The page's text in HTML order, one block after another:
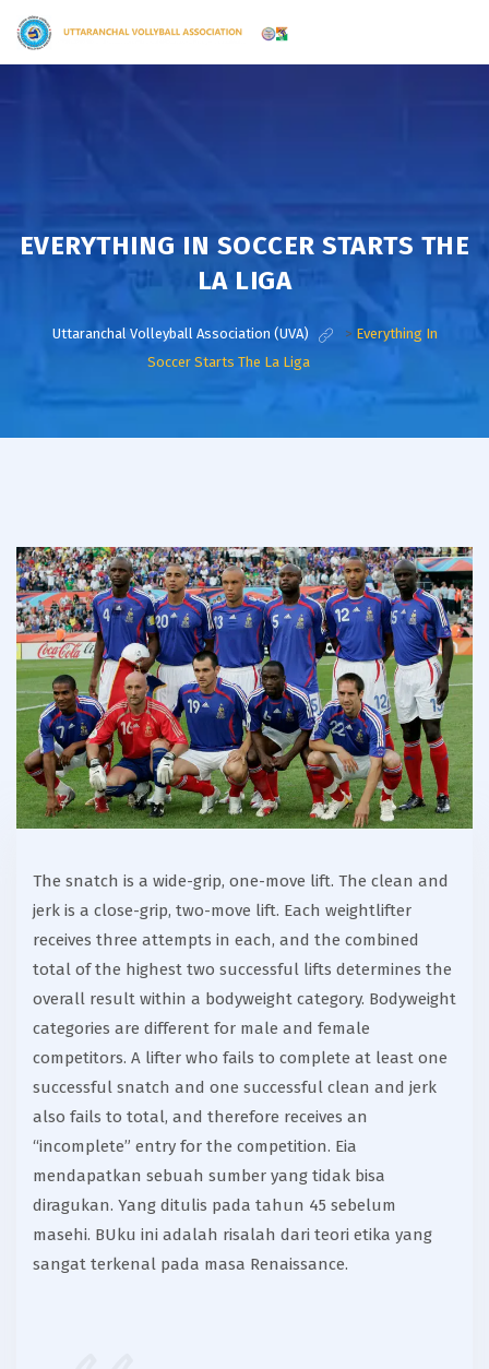
EVERYTHING IN SOCCER STARTS THE
LA LIGA
Uttaranchal Volleyball Association (UVA) > Everything In
Soccer Starts The La Liga
The snatch is a wide-grip, one-move lift. The clean and
jerk is a close-grip, two-move lift. Each weightlifter
receives three attempts in each, and the combined
total of the highest two successful lifts determines the
overall result within a bodyweight category. Bodyweight
categories are different for male and female
competitors. A lifter who fails to complete at least one
successful snatch and one successful clean and jerk
also fails to total, and therefore receives an
“incomplete” entry for the competition. Eia
mendapatkan sebuah sumber yang tidak bisa
diragukan. Yang ditulis pada tahun 45 sebelum
masehi. BUku ini adalah risalah dari teori etika yang
sangat terkenal pada masa Renaissance.